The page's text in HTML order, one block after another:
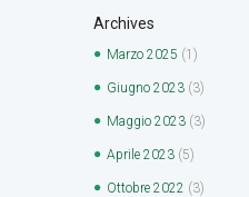
Archives
Marzo 2025 (1)
Giugno 2023 (3)
Maggio 2023 (3)
Aprile 2023 (5)
Ottobre 2022 (3)